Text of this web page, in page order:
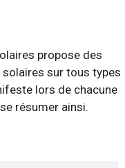
propose des
solaires sur tous types
lors de chacune
résumer ainsi.